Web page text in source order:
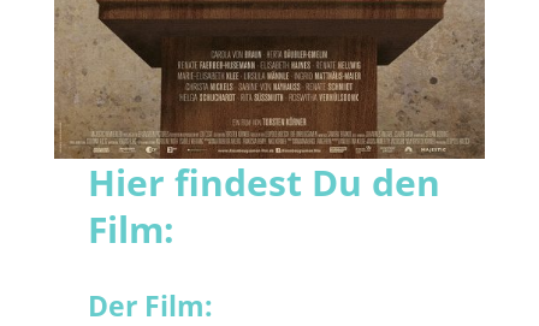
Hier findest Du den
Film:
Der Film: